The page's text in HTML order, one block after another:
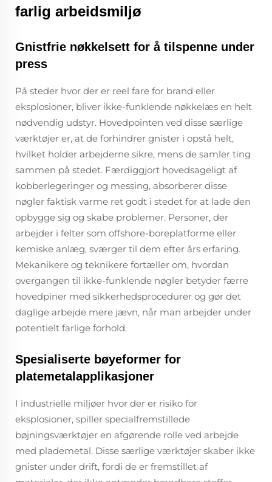
farlig arbeidsmiljø
Gnistfrie nøkkelsett for å tilspenne under
press
På steder hvor der er reel fare for brand eller
eksplosioner, bliver ikke-funklende nøkkelæs en helt
nødvendig udstyr. Hovedpointen ved disse særlige
værktøjer er, at de forhindrer gnister i opstå helt,
hvilket holder arbejderne sikre, mens de samler ting
sammen på stedet. Færdiggjort hovedsageligt af
kobberlegeringer og messing, absorberer disse
nøgler faktisk varme ret godt i stedet for at lade den
opbygge sig og skabe problemer. Personer, der
arbejder i felter som offshore-boreplatforme eller
kemiske anlæg, sværger til dem efter års erfaring.
Mekanikere og teknikere fortæller om, hvordan
overgangen til ikke-funklende nøgler betyder færre
hovedpiner med sikkerhedsprocedurer og gør det
daglige arbejde mere jævn, når man arbejder under
potentielt farlige forhold.
Spesialiserte bøyeformer for
platemetalapplikasjoner
I industrielle miljøer hvor der er risiko for
eksplosioner, spiller specialfremstillede
bøjningsværktøjer en afgørende rolle ved arbejde
med plademetal. Disse særlige værktøjer skaber ikke
gnister under drift, fordi de er fremstillet af